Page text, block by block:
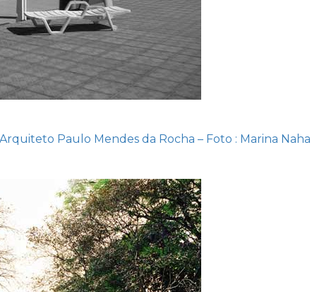
Paulo Mendes da Rocha – Foto : Marina Naha